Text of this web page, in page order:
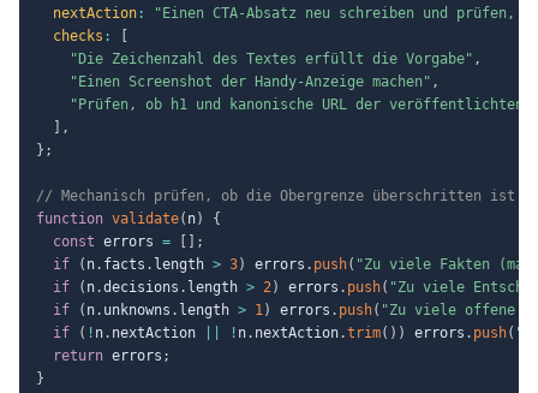
nextAction :
"Einen CTA-Absatz neu schreiben und
checks :
"Die Zeichenzahl des Textes erfüllt die Vorgabe" ,
"Einen Screenshot der Handy-Anzeige machen" ,
"Prüfen, ob h1 und kanonische URL der
,
} ;
// Mechanisch prüfen, ob die Obergrenze überschritten ist
function validate( n)
{
const errors =
;
if
( n. facts . length > 3) errors . push( "Zu viele Fakten
if
( n.decisions . length > 2) errors . push( "Zu viele
if
( n. unknowns . length > 1) errors . push( "Zu viele offene
if
( ! n. nextAction ! n. nextAction.trim( ) ) errors . push(
return errors ;
}